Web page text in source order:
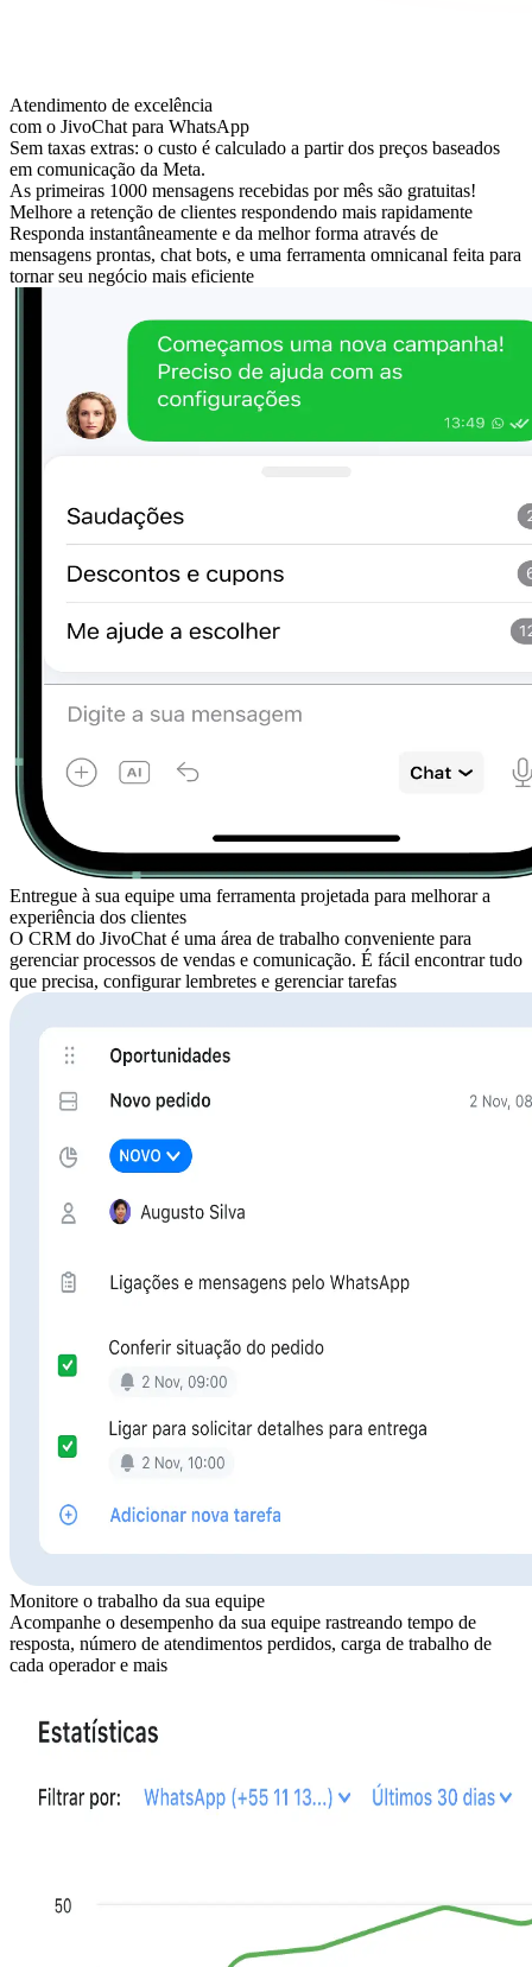
Atendimento de excelência
com o JivoChat para WhatsApp
Sem taxas extras: o custo é calculado a partir dos preços baseados
em comunicação da Meta.
As primeiras 1000 mensagens recebidas por mês são gratuitas!
Melhore a retenção de clientes respondendo mais rapidamente
Responda instantâneamente e da melhor forma através de
mensagens prontas, chat bots, e uma ferramenta omnicanal feita para
tornar seu negócio mais eficiente
Entregue à sua equipe uma ferramenta projetada para melhorar a
experiência dos clientes
O CRM do JivoChat é uma área de trabalho conveniente para
gerenciar processos de vendas e comunicação. É fácil encontrar tudo
que precisa, configurar lembretes e gerenciar tarefas
Monitore o trabalho da sua equipe
Acompanhe o desempenho da sua equipe rastreando tempo de
resposta, número de atendimentos perdidos, carga de trabalho de
cada operador e mais